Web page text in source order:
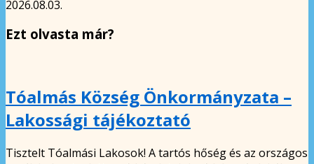
2026.08.03.
Ezt olvasta már?
Tóalmás Község Önkormányzata –
Lakossági tájékoztató
Tisztelt Tóalmási Lakosok! A tartós hőség és az országos